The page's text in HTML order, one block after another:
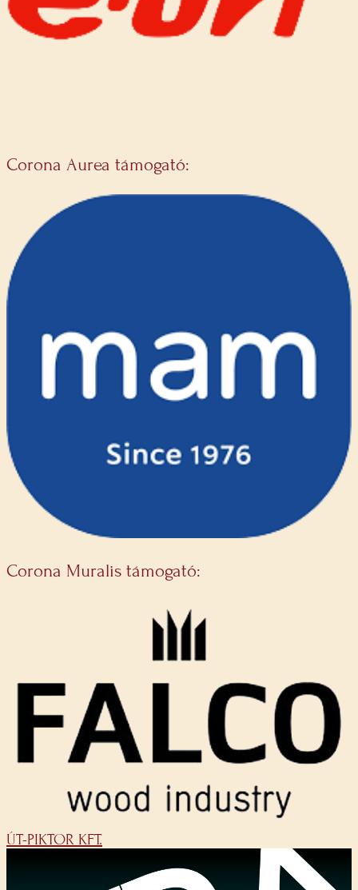
Corona Aurea támogató:
Corona Muralis támogató:
ÚT-PIKTOR KFT.